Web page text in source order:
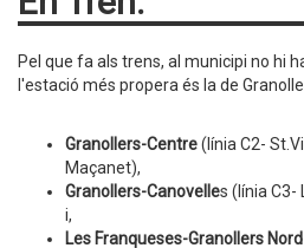
Pel que fa als trens, al municipi no hi
l'estació més propera és la de
Granollers-Centre(línia C2-
Maçanet),
Granollers-Canovelles (línia C3-
i,
Les Franqueses-Granollers Nord